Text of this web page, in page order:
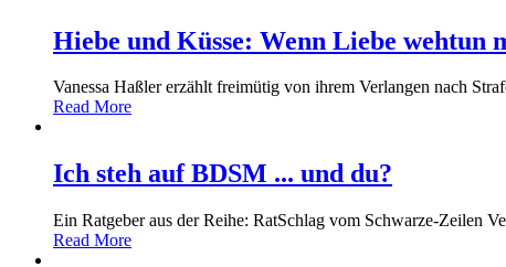
Hiebe und Küsse: Wenn Liebe wehtun
Vanessa Haßler erzählt freimütig von ihrem Verlangen nach
Read More
Ich steh auf BDSM ... und du?
Ein Ratgeber aus der Reihe: RatSchlag vom Schwarze-Zeilen
Read More